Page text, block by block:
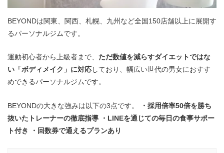
BEYONDは関東、関西、札幌、九州など全国150店舗以上に展開す
るパーソナルジムです。
運動初心者から上級者まで、 ただ数値を減らすダイエットではな
い「ボディメイク」に対応しており、幅広い世代の男女におすす
めできるパーソナルジムです。
BEYONDの大きな強みは以下の3点です。
・採用倍率50倍を勝ち
抜いたトレーナーの徹底指導
・LINEを通じての毎日の食事サポー
ト付き
・回数券で通えるプランあり